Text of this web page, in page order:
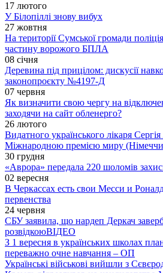
17 лютого
У Білопіллі знову вибух
27 жовтня
На території Сумської громади
частину ворожого БПЛА
08 січня
Деревина під прицілом: дискусії
законопроєкту №4197-Д
07 червня
Як визначити свою чергу на
заходячи на сайт обленерго?
26 лютого
Видатного українського лікаря
Міжнародною премією миру
30 грудня
«Аврора» передала 220 шоломів
02 вересня
В Черкассах есть свои Месси и
первенства
24 червня
СБУ заявила, що нардеп Деркач
розвідкоюВІДЕО
З 1 вересня в українських школах
переважно очне навчання – ОП
Українські військові вийшли з